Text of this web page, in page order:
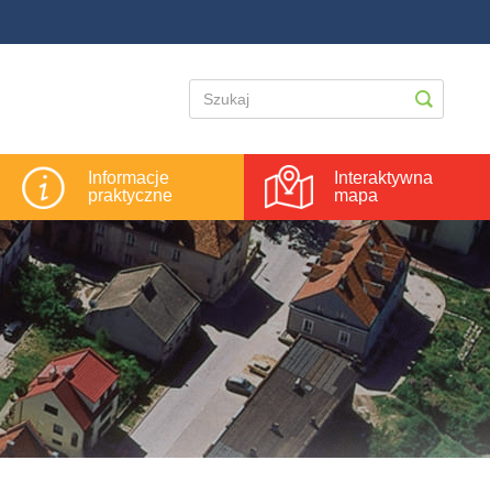
Informacje
praktyczne
Interaktywna
mapa